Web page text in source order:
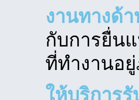
งานทางด้า
กับการยื่น
ที่ทำงานอ
ให้บริการ